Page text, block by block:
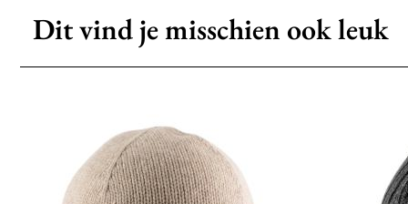
Dit vind je misschien ook leuk